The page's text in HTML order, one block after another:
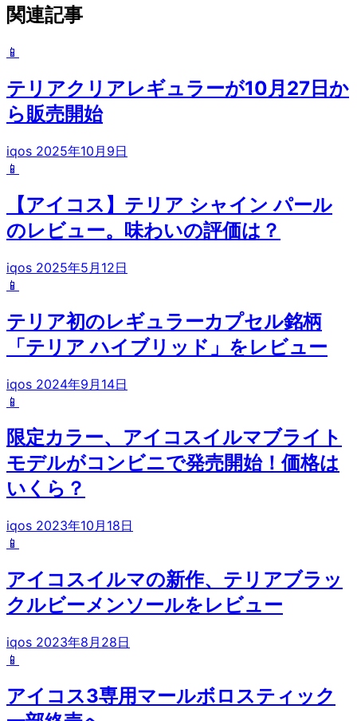
関連記事
📱
テリアクリアレギュラーが10月27日か
ら販売開始
iqos 2025年10月9日
📱
【アイコス】テリア シャイン パール
のレビュー。味わいの評価は？
iqos 2025年5月12日
📱
テリア初のレギュラーカプセル銘柄
「テリア ハイブリッド」をレビュー
iqos 2024年9月14日
📱
限定カラー、アイコスイルマブライト
モデルがコンビニで発売開始！価格は
いくら？
iqos 2023年10月18日
📱
アイコスイルマの新作、テリアブラッ
クルビーメンソールをレビュー
iqos 2023年8月28日
📱
アイコス3専用マールボロスティック